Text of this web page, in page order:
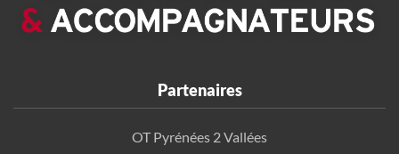
Partenaires
OT Pyrénées 2 Vallées